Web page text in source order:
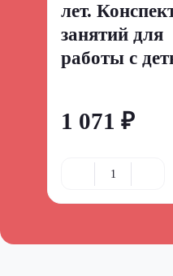
лет.
занятий для
работы с
1 071 ₽